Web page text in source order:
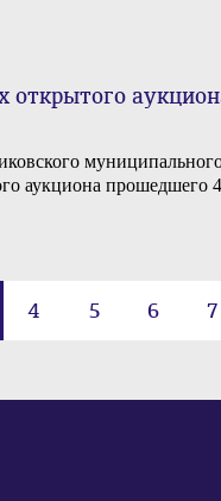
открытого
аукциона прошедшего
4 5 6 7